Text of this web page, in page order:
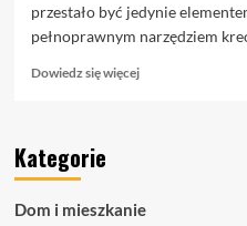
przestało być jedynie
pełnoprawnym narzędziem
Dowiedz się więcejDowiedz
–
Kategorie
Dom i mieszkanie